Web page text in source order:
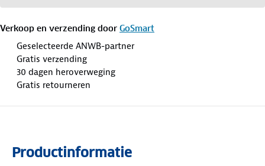
Verkoop en verzending door GoSmart
Geselecteerde ANWB-partner
Gratis verzending
30 dagen heroverweging
Gratis retourneren
Productinformatie